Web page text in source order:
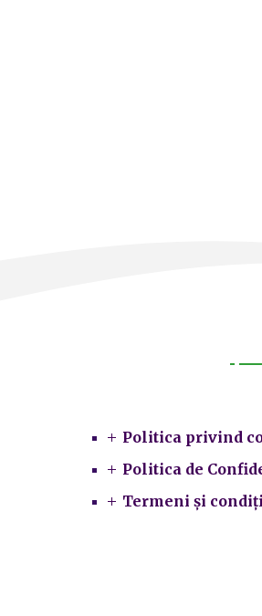
Politica privind
Politica de
Termeni și